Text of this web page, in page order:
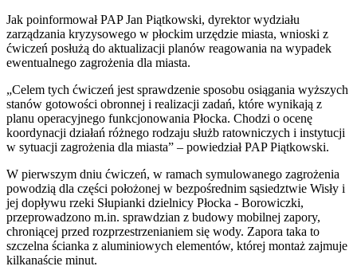
Jak poinformował PAP Jan Piątkowski, dyrektor wydziału
zarządzania kryzysowego w płockim urzędzie miasta, wnioski z
ćwiczeń posłużą do aktualizacji planów reagowania na wypadek
ewentualnego zagrożenia dla miasta.
„Celem tych ćwiczeń jest sprawdzenie sposobu osiągania wyższych
stanów gotowości obronnej i realizacji zadań, które wynikają z
planu operacyjnego funkcjonowania Płocka. Chodzi o ocenę
koordynacji działań różnego rodzaju służb ratowniczych i instytucji
w sytuacji zagrożenia dla miasta” – powiedział PAP Piątkowski.
W pierwszym dniu ćwiczeń, w ramach symulowanego zagrożenia
powodzią dla części położonej w bezpośrednim sąsiedztwie Wisły i
jej dopływu rzeki Słupianki dzielnicy Płocka - Borowiczki,
przeprowadzono m.in. sprawdzian z budowy mobilnej zapory,
chroniącej przed rozprzestrzenianiem się wody. Zapora taka to
szczelna ścianka z aluminiowych elementów, której montaż zajmuje
kilkanaście minut.